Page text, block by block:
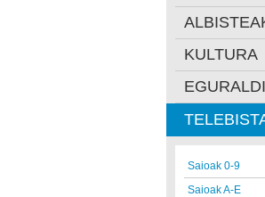
KULTURA
Saioak 0-9
Saioak A-E